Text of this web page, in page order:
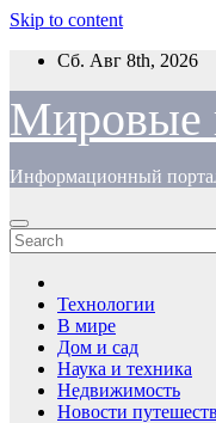
Skip to content
Сб. Авг 8th, 2026
Мировые
Информационный
Технологии
В мире
Дом и сад
Наука и техника
Недвижимость
Новости